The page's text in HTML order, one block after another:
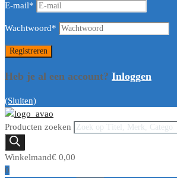
E-mail*
Wachtwoord*
Heb je al een account? Inloggen
(Sluiten)
Producten zoeken
Winkelmand€ 0,00
0